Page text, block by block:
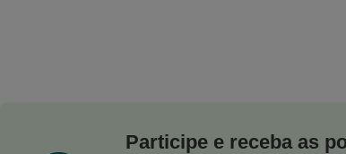
Participe e receba as